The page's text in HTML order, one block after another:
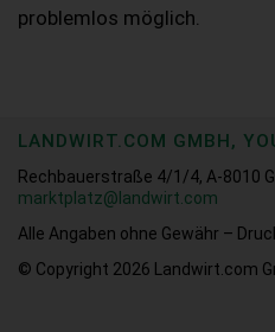
problemlos möglich.
LANDWIRT.COM GMBH,
Rechbauerstraße 4/1/4, A-8010
marktplatz@landwirt.com
Alle Angaben ohne Gewähr –
© Copyright 2026
Landwirt.com